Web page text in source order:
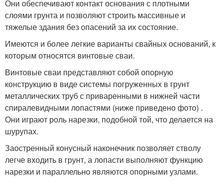
Они обеспечивают контакт основания с плотными
слоями грунта и позволяют строить массивные и
тяжелые здания без опасений за их состояние.
Имеются и более легкие варианты свайных оснований, к
которым относятся винтовые сваи.
Винтовые сваи представляют собой опорную
конструкцию в виде системы погруженных в грунт
металлических труб с приваренными в нижней части
спиралевидными лопастями (ниже приведено фото) .
Они играют роль нарезки, подобной той, что делается на
шурупах.
Заостренный конусный наконечник позволяет стволу
легче входить в грунт, а лопасти выполняют функцию
нарезки и параллельно являются опорными узлами.